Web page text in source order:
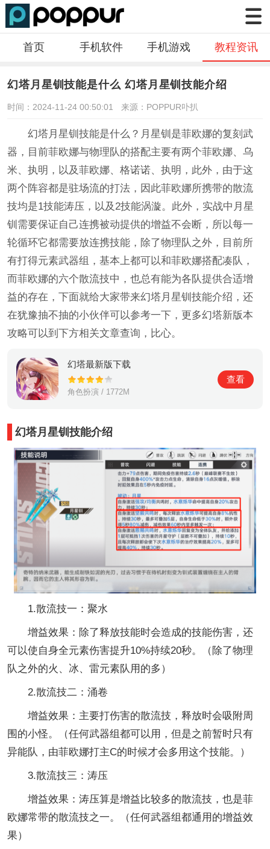
首页 手机软件 手机游戏 教程资讯
幻塔月星钏技能是什么 幻塔月星钏技能介绍
时间：2024-11-24 00:50:01 来源：POPPUR卟扒
幻塔月星钏技能是什么？月星钏是菲欧娜的复刻武
器，目前菲欧娜与物理队的搭配主要有两个菲欧娜、乌
米、执明，以及菲欧娜、格诺诺、执明，此外，由于这
两个阵容都是驻场流的打法，因此菲欧娜所携带的散流
技均是1技能涛压，以及2技能涡漩。此外，实战中月星
钏需要保证自己连携被动提供的增益不会断，所以每一
轮循环它都需要放连携技能，除了物理队之外，目前所
有打得元素武器组，基本上都可以和菲欧娜搭配凑队，
而菲欧娜的六个散流技中，也总有能为各队提供合适增
益的存在，下面就给大家带来幻塔月星钏技能介绍，还
在犹豫抽不抽的小伙伴可以参考一下，更多幻塔新版本
攻略可以到下方相关文章查询，比心。
幻塔最新版下载
角色扮演 / 1772M
查看
幻塔月星钏技能介绍
1.散流技一：聚水
增益效果：除了释放技能时会造成的技能伤害，还
可以使自身全元素伤害提升10%持续20秒。（除了物理
队之外的火、冰、雷元素队用的多）
2.散流技二：涌卷
增益效果：主要打伤害的散流技，释放时会吸附周
围的小怪。（任何武器组都可以用，但是之前暂时只有
异能队，由菲欧娜打主C的时候才会多用这个技能。）
3.散流技三：涛压
增益效果：涛压算是增益比较多的散流技，也是菲
欧娜常带的散流技之一。（任何武器组都通用的增益效
果）